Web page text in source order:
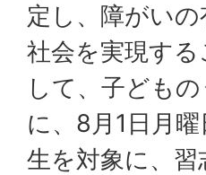
定し、障がい
社会を実現す
して、子ども
に、8月1日月
生を対象に、